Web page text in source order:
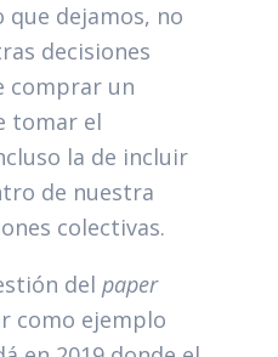
que dejamos, no
decisiones
comprar un
tomar el
la de incluir
de nuestra
colectivas.
delpaper
como ejemplo